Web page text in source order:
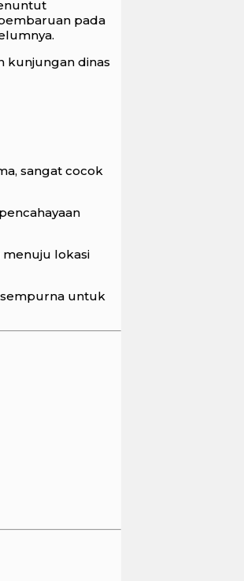
pada
kunjungan dinas
sangat cocok
lokasi
untuk